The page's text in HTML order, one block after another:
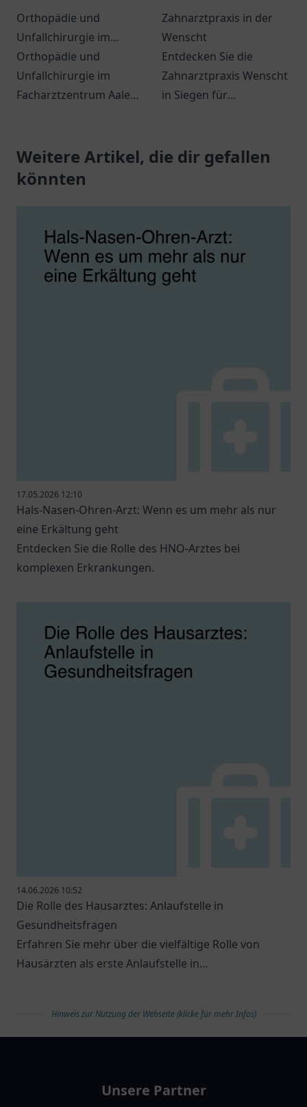
Orthopädie und
Unfallchirurgie im
Facharztzentrum Aalen
Orthopädie und
Unfallchirurgie im
Facharztzentrum Aalen -
Versorgung für Ihre
Gesundheit.
Zahnarztpraxis in der
Wenscht
Entdecken Sie die
Zahnarztpraxis Wenscht
in Siegen für
individuelle Betreuung –
Ihr Lächeln ist uns
Weitere Artikel, die dir gefallen
könnten
17.05.2026 12:10
Hals-Nasen-Ohren-Arzt: Wenn es um mehr als nur
eine Erkältung geht
Entdecken Sie die Rolle des HNO-Arztes bei
komplexen Erkrankungen.
14.06.2026 10:52
Die Rolle des Hausarztes: Anlaufstelle in
Gesundheitsfragen
Erfahren Sie mehr über die vielfältige Rolle von
Hausärzten als erste Anlaufstelle in
Hinweis zur Nutzung der Webseite (klicke für mehr Infos)
Unsere Partner